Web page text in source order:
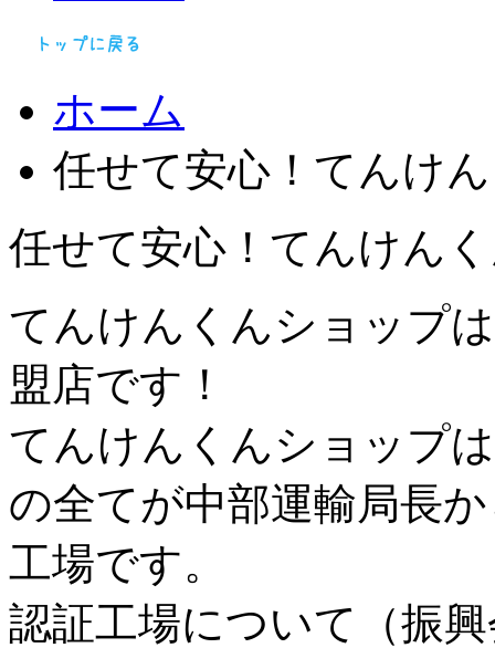
ホーム
任せて安心！てんけ
任せて安心！てんけん
てんけんくんショップは
盟店です！
てんけんくんショップ
の全てが中部運輸局長
工場です。
認証工場について（振